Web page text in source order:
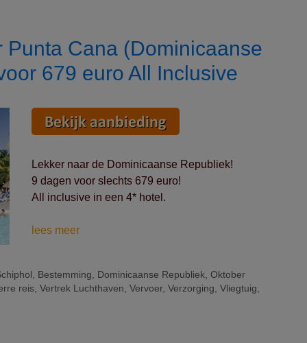
dagen
voor
425
Logies
Punta Cana (Dominicaanse
679 euro All Inclusive
Lekker naar de Dominicaanse Republiek!
9 dagen voor slechts 679 euro!
All inclusive in een 4* hotel.
lees meerVertrek
naar
Punta
, Bestemming, Dominicaanse Republiek,Oktober
reis, Vertrek Luchthaven, Vervoer, Verzorging, Vliegtuig,